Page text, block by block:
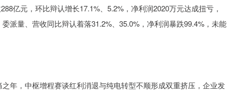
亿元，环比辩认增长17.1%、5.2%，净利润2020万元达成扭亏，
派量、营收同比辩认着落31.2%、35.0%，净利润暴跌99.4%，未能
年，中枢增程赛谈红利消退与纯电转型不顺形成双重挤压，企业发